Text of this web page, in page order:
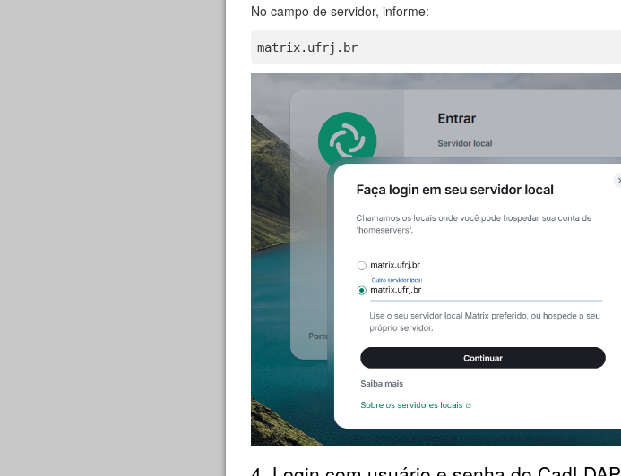
No campo de servidor, informe:
matrix.ufrj.br